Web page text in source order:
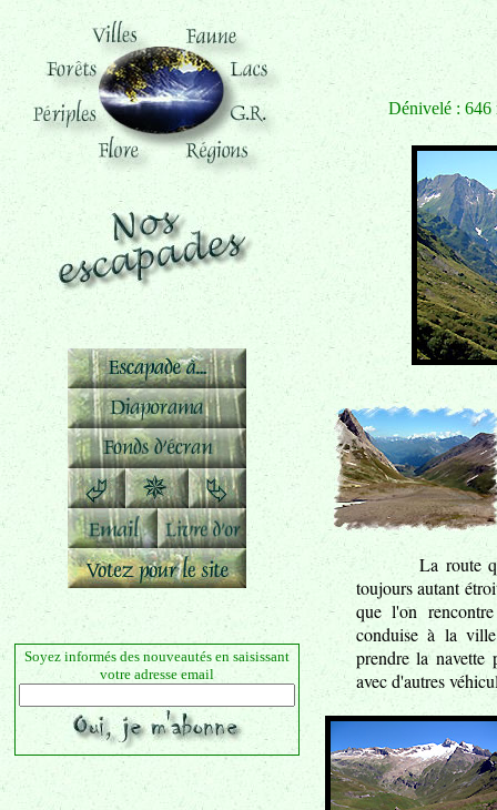
Soyez informés des nouveautés en saisissant
votre adresse email
Dénivelé : 646
La route
toujours autant
que l'on
conduise à la
prendre la navette
avec d'autres